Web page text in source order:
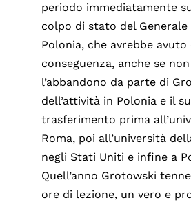
periodo immediatamente
colpo di stato del Generale
Polonia, che avrebbe avuto
conseguenza, anche se
l’abbandono da parte di
dell’attività in Polonia e il
trasferimento prima
Roma, poi all’università
negli Stati Uniti e infine a
Quell’anno Grotowski
ore di lezione, un vero e